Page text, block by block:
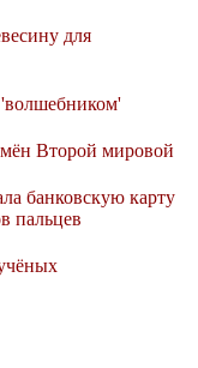
для
'волшебником'
Второй мировой
банковскую карту
пальцев